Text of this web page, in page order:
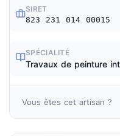
SIRET
823 231 014 00015
SPÉCIALITÉ
Travaux de peinture
Vous êtes cet artisan ?